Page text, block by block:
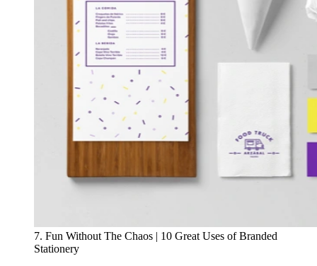
7. Fun Without The Chaos | 10 Great Uses of Branded
Stationery